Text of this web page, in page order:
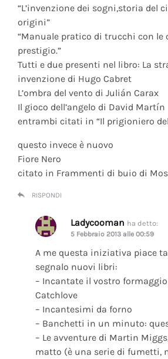
“L’invenzione dei sogni,storia del
origini”
“Manuale pratico di trucchi con le
prestigio.”
Tutti e due presenti nel libro: La
invenzione di Hugo Cabret
L’ombra del vento di Julián Carax
Il gioco dell’angelo di David Martín
entrambi citati in “Il prigioniero
questo invece è nuovo
Fiore Nero
citato in Frammenti di buio di
RISPONDI
Ladycooman ha detto:
5 Febbraio 2013 alle 00:59
A me questa iniziativa piace
segnalo nuovi libri:
– Incantate il vostro
Catchlove
– Incantesimi da forno
– Banchetti in un minuto:
– Le avventure di Martin
matto (è una serie di fumetti,